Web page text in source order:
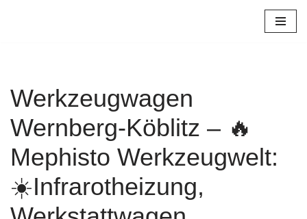
Werkzeugwagen
Wernberg-Köblitz – 🔥
Mephisto Werkzeugwelt:
☀️Infrarotheizung,